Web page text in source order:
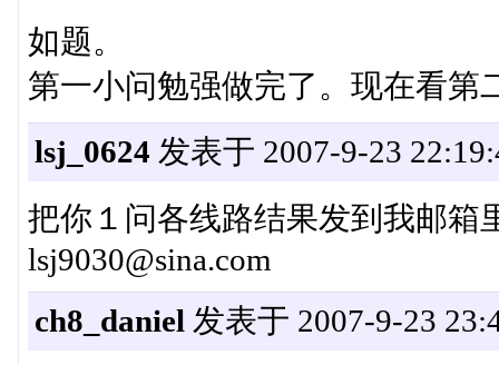
如题。
第一小问勉强做完了。现在看第
lsj_0624 发表于 2007-9-23
把你１问各线路结果发到我邮
lsj9030@sina.com
ch8_daniel 发表于 2007-9-23